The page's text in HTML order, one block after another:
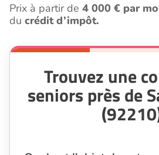
Prix à partir de 4 000 € par
du crédit d’impôt.
Trouvez une
seniors près de